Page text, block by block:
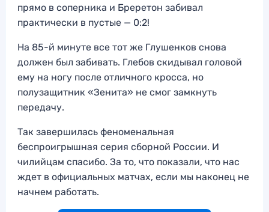
прямо в соперника и Бреретон забивал
практически в пустые — 0:2!
На 85-й минуте все тот же Глушенков снова
должен был забивать. Глебов скидывал головой
ему на ногу после отличного кросса, но
полузащитник «Зенита» не смог замкнуть
передачу.
Так завершилась феноменальная
беспроигрышная серия сборной России. И
чилийцам спасибо. За то, что показали, что нас
ждет в официальных матчах, если мы наконец не
начнем работать.